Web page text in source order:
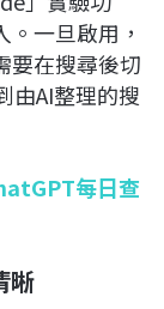
一旦啟用，
要在搜尋後切
由AI整理的搜
每日查
晰